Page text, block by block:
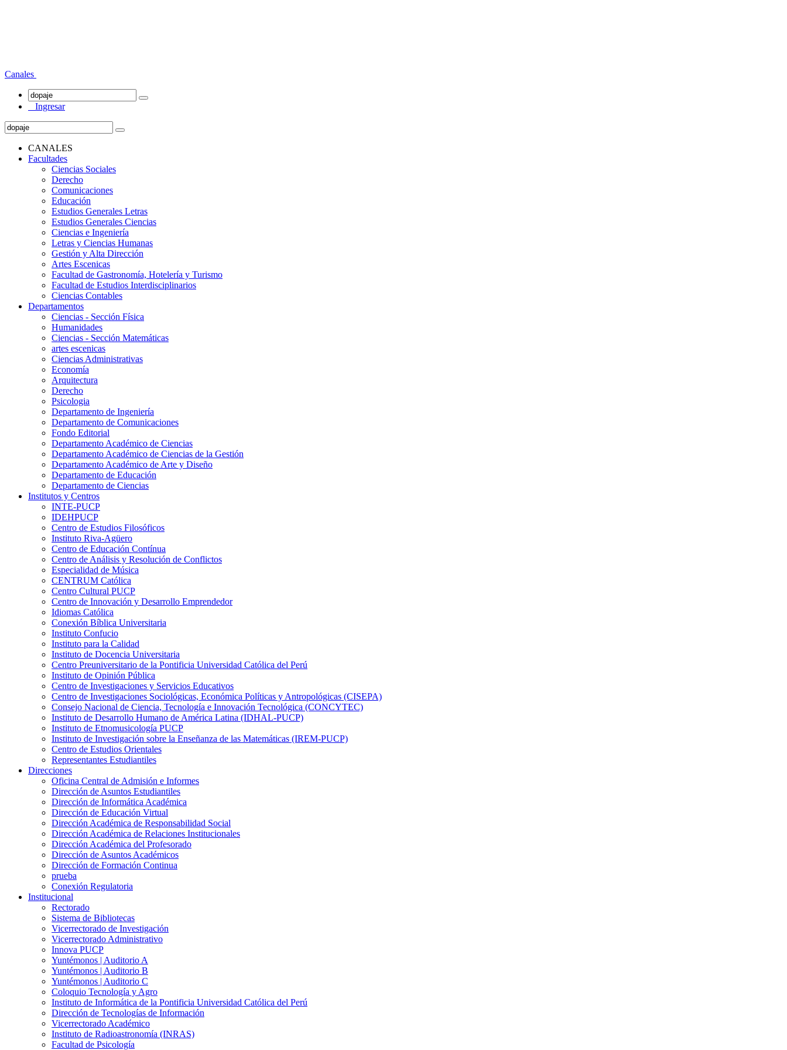
Canales
Ingresar
CANALES
Facultades
Ciencias Sociales
Derecho
Comunicaciones
Educación
Estudios Generales Letras
Estudios Generales Ciencias
Ciencias e Ingeniería
Letras y Ciencias Humanas
Gestión y Alta Dirección
Artes Escenicas
Facultad de Gastronomía, Hotelería y Turismo
Facultad de Estudios Interdisciplinarios
Ciencias Contables
Departamentos
Ciencias - Sección Física
Humanidades
Ciencias - Sección Matemáticas
artes escenicas
Ciencias Administrativas
Economía
Arquitectura
Derecho
Psicologia
Departamento de Ingeniería
Departamento de Comunicaciones
Fondo Editorial
Departamento Académico de Ciencias
Departamento Académico de Ciencias de la Gestión
Departamento Académico de Arte y Diseño
Departamento de Educación
Departamento de Ciencias
Institutos y Centros
INTE-PUCP
IDEHPUCP
Centro de Estudios Filosóficos
Instituto Riva-Agüero
Centro de Educación Contínua
Centro de Análisis y Resolución de Conflictos
Especialidad de Música
CENTRUM Católica
Centro Cultural PUCP
Centro de Innovación y Desarrollo Emprendedor
Idiomas Católica
Conexión Bíblica Universitaria
Instituto Confucio
Instituto para la Calidad
Instituto de Docencia Universitaria
Centro Preuniversitario de la Pontificia Universidad Católica del Perú
Instituto de Opinión Pública
Centro de Investigaciones y Servicios Educativos
Centro de Investigaciones Sociológicas, Económica Políticas y Antropológicas (CISEPA)
Consejo Nacional de Ciencia, Tecnología e Innovación Tecnológica (CONCYTEC)
Instituto de Desarrollo Humano de América Latina (IDHAL-PUCP)
Instituto de Etnomusicología PUCP
Instituto de Investigación sobre la Enseñanza de las Matemáticas (IREM-PUCP)
Centro de Estudios Orientales
Representantes Estudiantiles
Direcciones
Oficina Central de Admisión e Informes
Dirección de Asuntos Estudiantiles
Dirección de Informática Académica
Dirección de Educación Virtual
Dirección Académica de Responsabilidad Social
Dirección Académica de Relaciones Institucionales
Dirección Académica del Profesorado
Dirección de Asuntos Académicos
Dirección de Formación Continua
prueba
Conexión Regulatoria
Institucional
Rectorado
Sistema de Bibliotecas
Vicerrectorado de Investigación
Vicerrectorado Administrativo
Innova PUCP
Yuntémonos | Auditorio A
Yuntémonos | Auditorio B
Yuntémonos | Auditorio C
Coloquio Tecnología y Agro
Instituto de Informática de la Pontificia Universidad Católica del Perú
Dirección de Tecnologías de Información
Vicerrectorado Académico
Instituto de Radioastronomía (INRAS)
Facultad de Psicología